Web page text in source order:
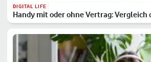
DIGITAL LIFE
Handy mit oder ohne Vertrag: Vergleich